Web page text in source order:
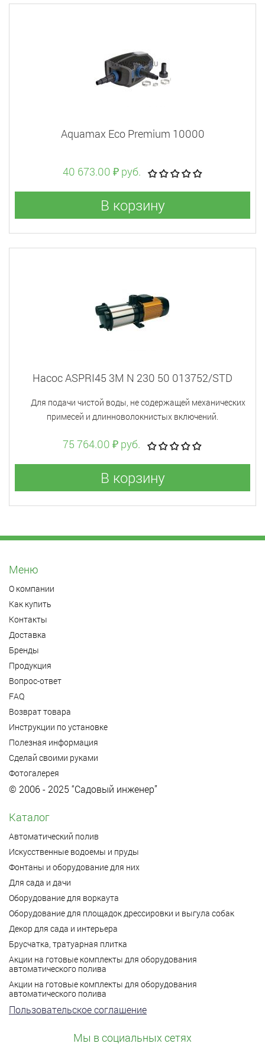
Aquamax Eco Premium 10000
40 673.00 ₽ руб.
В корзину
Насос ASPRI45 3M N 230 50 013752/STD
Для подачи чистой воды, не содержащей механических
примесей и длинноволокнистых включений.
75 764.00 ₽ руб.
В корзину
Меню
О компании
Как купить
Контакты
Доставка
Бренды
Продукция
Вопрос-ответ
FAQ
Возврат товара
Инструкции по установке
Полезная информация
Сделай своими руками
Фотогалерея
© 2006 - 2025 “Садовый инженер”
Каталог
Автоматический полив
Искусственные водоемы и пруды
Фонтаны и оборудование для них
Для сада и дачи
Оборудование для воркаута
Оборудование для площадок дрессировки и выгула собак
Декор для сада и интерьера
Брусчатка, тратуарная плитка
Акции на готовые комплекты для оборудования
автоматического полива
Акции на готовые комплекты для оборудования
автоматического полива
Пользовательское соглашение
Мы в социальных сетях